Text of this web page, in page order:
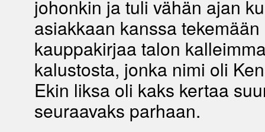
johonkin ja tuli vähän ajan
asiakkaan kanssa tekemään
kauppakirjaa talon
kalustosta, jonka nimi oli
Ekin liksa oli kaks kertaa
seuraavaks parhaan.